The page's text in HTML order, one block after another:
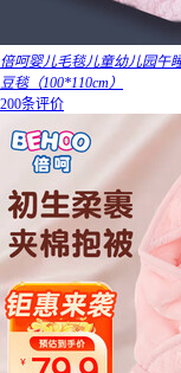
倍呵婴儿毛毯儿童幼儿园午
豆毯（100*110cm）
200条评价